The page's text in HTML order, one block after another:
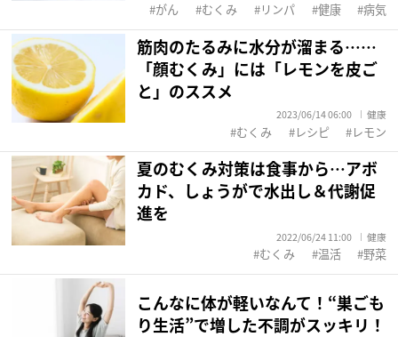
がん むくみ リンパ 健康 病気
筋肉のたるみに水分が溜まる……
「顔むくみ」には「レモンを皮ご
と」のススメ
2023/06/14 06:00 健康
むくみ レシピ レモン
夏のむくみ対策は食事から…アボ
カド、しょうがで水出し＆代謝促
進を
2022/06/24 11:00 健康
むくみ 温活 野菜
こんなに体が軽いなんて！“巣ごも
り生活”で増した不調がスッキリ！